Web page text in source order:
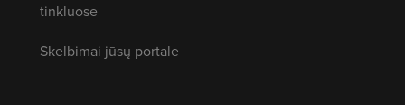
tinkluose
Skelbimai jūsų portale